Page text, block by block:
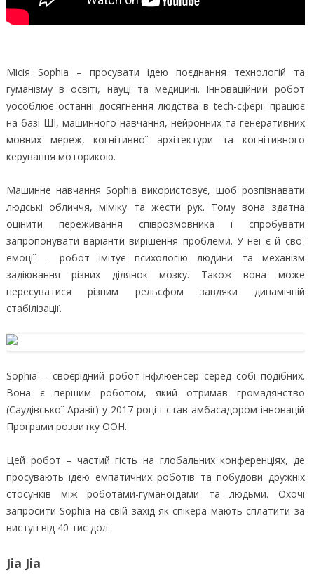
Місія Sophia – просувати ідею поєднання технологій та
гуманізму в освіті, науці та медицині. Інноваційний робот
уособлює останні досягнення людства в tech-сфері: працює
на базі ШІ, машинного навчання, нейронних та генеративних
мовних мереж, когнітивної архітектури та когнітивного
керування моторикою.
Машинне навчання Sophia використовує, щоб розпізнавати
людські обличчя, міміку та жести рук. Тому вона здатна
оцінити переживання співрозмовника і спробувати
запропонувати варіанти вирішення проблеми. У неї є й свої
емоції – робот імітує психологію людини та механізм
задіювання різних ділянок мозку. Також вона може
пересуватися різним рельєфом завдяки динамічній
стабілізації.
Sophia – своєрідний робот-інфлюенсер серед собі подібних.
Вона є першим роботом, який отримав громадянство
(Саудівської Аравії) у 2017 році і став амбасадором інновацій
Програми розвитку ООН.
Цей робот – частий гість на глобальних конференціях, де
просувають ідею емпатичних роботів та побудови дружніх
стосунків між роботами-гуманоїдами та людьми. Охочі
запросити Sophia на свій захід як спікера мають сплатити за
виступ від 40 тис дол.
Jia Jia